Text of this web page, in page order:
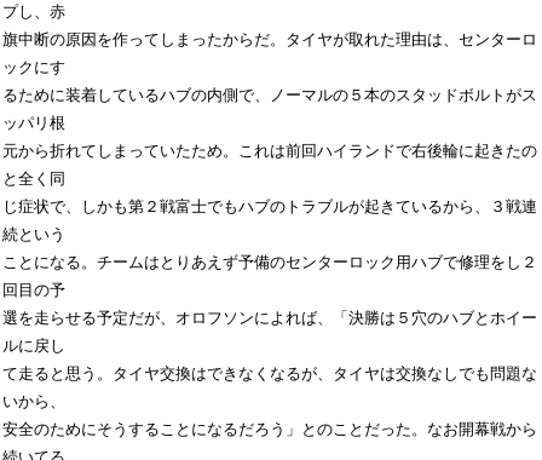
プし、赤
旗中断の原因を作ってしまったからだ。タイヤが取れた理由は、センターロ
ックにす
るために装着しているハブの内側で、ノーマルの５本のスタッドボルトがス
ッパリ根
元から折れてしまっていたため。これは前回ハイランドで右後輪に起きたの
と全く同
じ症状で、しかも第２戦富士でもハブのトラブルが起きているから、３戦連
続という
ことになる。チームはとりあえず予備のセンターロック用ハブで修理をし２
回目の予
選を走らせる予定だが、オロフソンによれば、「決勝は５穴のハブとホイー
ルに戻し
て走ると思う。タイヤ交換はできなくなるが、タイヤは交換なしでも問題な
いから、
安全のためにそうすることになるだろう」とのことだった。なお開幕戦から